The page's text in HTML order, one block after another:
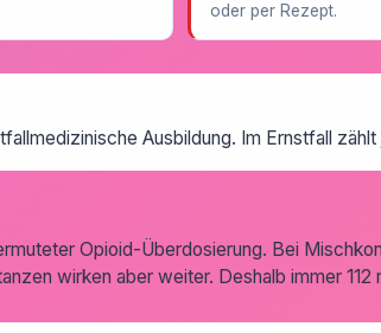
oder per Rezept.
Ausbildung. Im Ernstfall
Opioid-Überdosierung. Bei
wirken aber weiter. Deshalb immer 112